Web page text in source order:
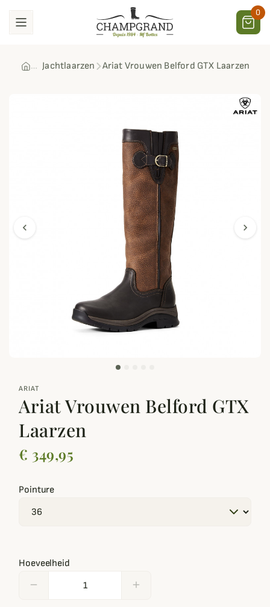
0
Jachtlaarzen Ariat Vrouwen Belford GTX Laarzen
chevron_left chevron_right
ARIAT
Ariat Vrouwen Belford GTX
Laarzen
€ 349,95
Pointure
Hoeveelheid
remove add